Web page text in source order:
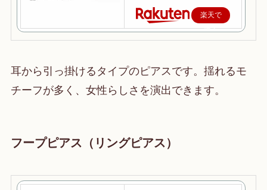
楽天で
購入
耳から引っ掛けるタイプのピアスです。揺れるモ
チーフが多く、女性らしさを演出できます。
フープピアス（リングピアス）